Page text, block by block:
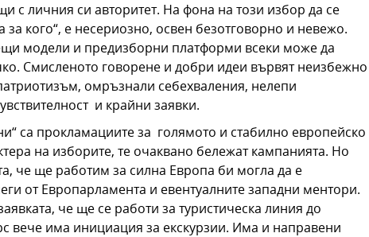
с личния си авторитет. На фона на този избор да се
кого“, е несериозно, освен безотговорно и невежо.
модели и предизборни платформи всеки може да
Смисленото говорене и добри идеи вървят неизбежно
омръзнали себехваления, нелепи
и крайни заявки.
са прокламациите за голямото и стабилно европейско
на изборите, те очаквано бележат кампанията. Но
че ще работим за силна Европа би могла да е
от Европарламента и евентуалните западни ментори.
че ще се работи за туристическа линия до
вече има инициация за екскурзии. Има и направени